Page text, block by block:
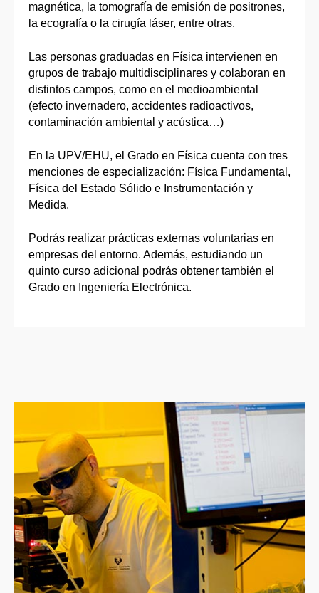
magnética, la tomografía de emisión de positrones,
la ecografía o la cirugía láser, entre otras.
Las personas graduadas en Física intervienen en
grupos de trabajo multidisciplinares y colaboran en
distintos campos, como en el medioambiental
(efecto invernadero, accidentes radioactivos,
contaminación ambiental y acústica…)
En la UPV/EHU, el Grado en Física cuenta con tres
menciones de especialización: Física Fundamental,
Física del Estado Sólido e Instrumentación y
Medida.
Podrás realizar prácticas externas voluntarias en
empresas del entorno. Además, estudiando un
quinto curso adicional podrás obtener también el
Grado en Ingeniería Electrónica.